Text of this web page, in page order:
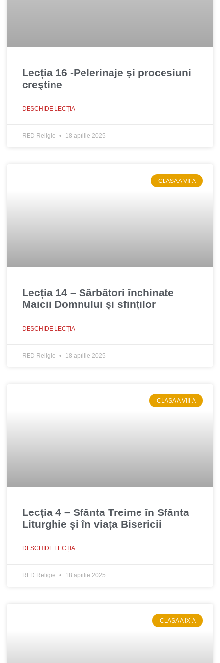
Lecția 16 -Pelerinaje şi procesiuni
creştine
DESCHIDE LECȚIA
RED Religie 18 aprilie 2025
CLASA A VII-A
Lecția 14 – Sărbători închinate
Maicii Domnului și sfinților
DESCHIDE LECȚIA
RED Religie 18 aprilie 2025
CLASA A VIII-A
Lecția 4 – Sfânta Treime în Sfânta
Liturghie şi în viața Bisericii
DESCHIDE LECȚIA
RED Religie 18 aprilie 2025
CLASA A IX-A